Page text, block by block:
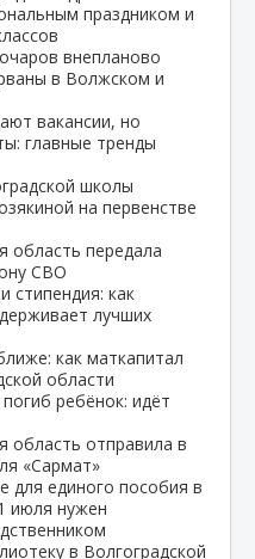
праздником и
внепланово
в Волжском и
вакансии, но
главные тренды
школы
на первенстве
область передала
СВО
стипендия: как
лучших
как маткапитал
области
ребёнок: идёт
область отправила в
«Сармат»
для единого пособия в
июля нужен
в Волгоградской